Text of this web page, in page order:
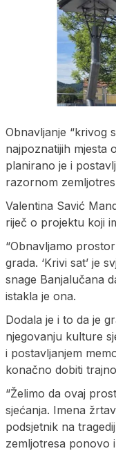
Obnavljanje “krivog
najpoznatijih mjesta
planirano je i
razornom
Valentina Savić
riječ o projektu koji
“Obnavljamo
grada. ‘Krivi sat’ je
snage Banjalučana
istakla je ona.
Dodala je i to da je
njegovanju kulture
i postavljanjem
konačno dobiti
“Želimo da ovaj
sjećanja. Imena
podsjetnik na
zemljotresa ponovo